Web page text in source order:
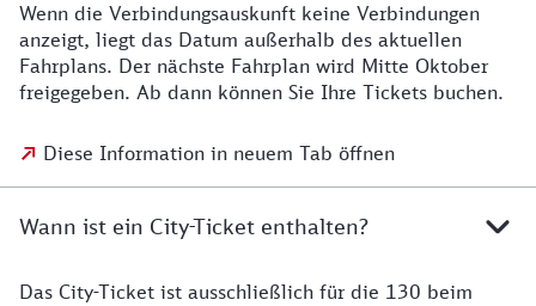
Wenn die Verbindungsauskunft keine Verbindungen
anzeigt, liegt das Datum außerhalb des aktuellen
Fahrplans. Der nächste Fahrplan wird Mitte Oktober
freigegeben. Ab dann können Sie Ihre Tickets buchen.
Diese Information in neuem Tab öffnen
Wann ist ein City-Ticket enthalten?
Das City-Ticket ist ausschließlich für die 130 beim